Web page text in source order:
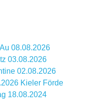
08.08.2026
03.08.2026
02.08.2026
Kieler Förde
18.08.2024